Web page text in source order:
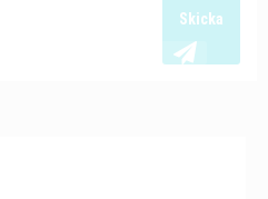
Skicka